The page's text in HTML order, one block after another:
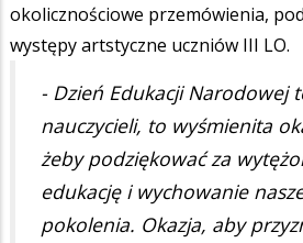
okolicznościowe przemówienia,
występy artstyczne uczniów III LO.
- Dzień Edukacji Narodowej
nauczycieli, to wyśmienita
żeby podziękować za
edukację i wychowanie
pokolenia. Okazja, aby